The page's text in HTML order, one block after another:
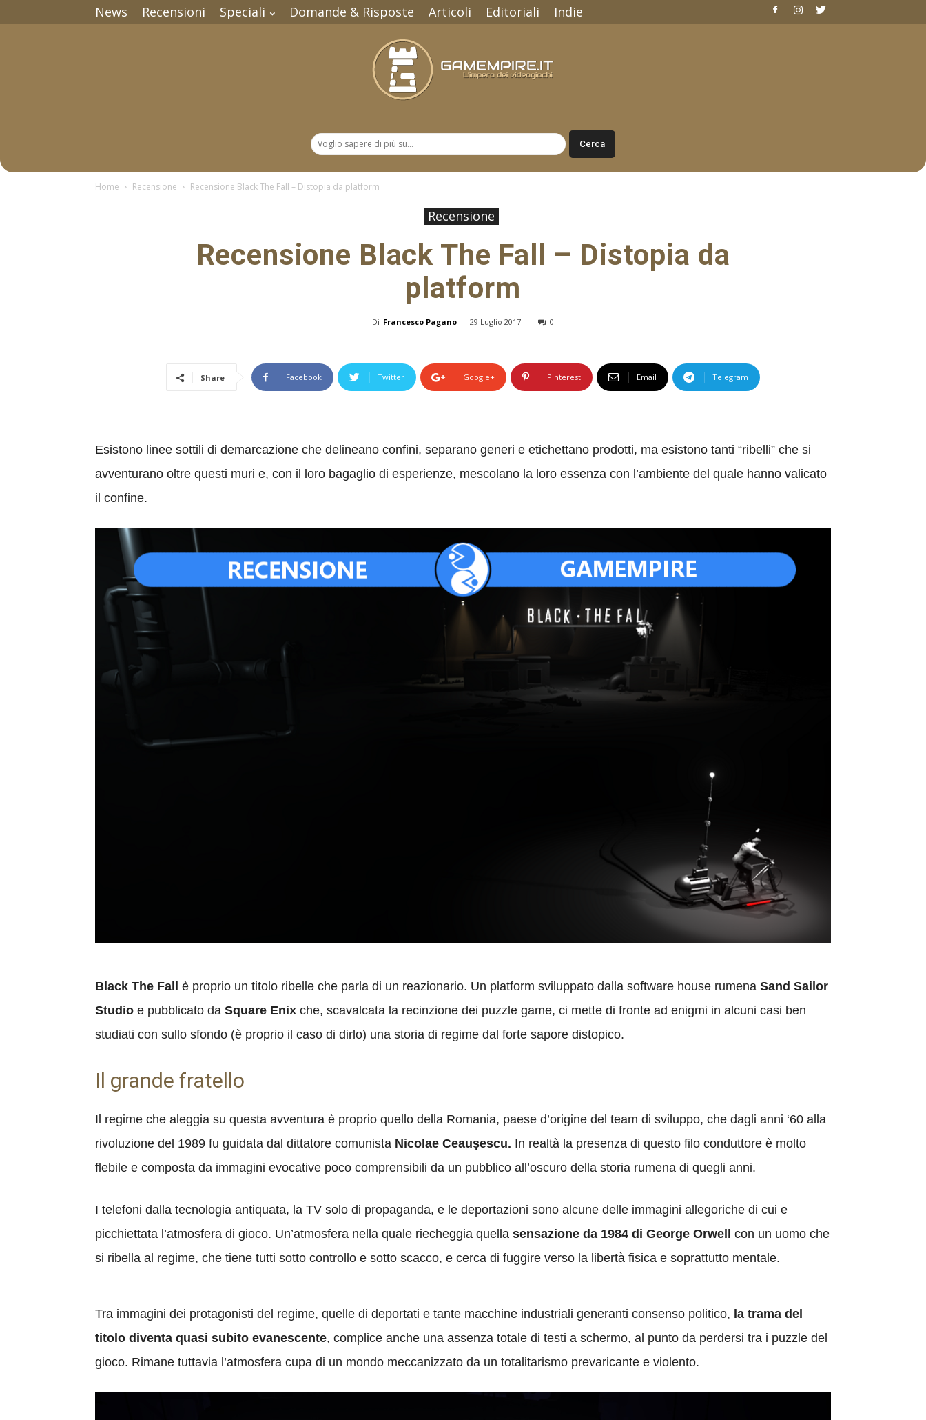
News Recensioni Speciali Domande & Risposte Articoli Editoriali Indie
Home Recensione Recensione Black The Fall – Distopia da platform
Recensione
Recensione Black The Fall – Distopia da
platform
Di Francesco Pagano - 29 Luglio 2017 0
Share Facebook Twitter Google+ Pinterest Email Telegram
Esistono linee sottili di demarcazione che delineano confini, separano generi e etichettano prodotti, ma esistono tanti “ribelli” che si
avventurano oltre questi muri e, con il loro bagaglio di esperienze, mescolano la loro essenza con l’ambiente del quale hanno valicato
il confine.
Black The Fall è proprio un titolo ribelle che parla di un reazionario. Un platform sviluppato dalla software house rumena Sand Sailor
Studio e pubblicato da Square Enix che, scavalcata la recinzione dei puzzle game, ci mette di fronte ad enigmi in alcuni casi ben
studiati con sullo sfondo (è proprio il caso di dirlo) una storia di regime dal forte sapore distopico.
Il grande fratello
Il regime che aleggia su questa avventura è proprio quello della Romania, paese d’origine del team di sviluppo, che dagli anni ‘60 alla
rivoluzione del 1989 fu guidata dal dittatore comunista Nicolae Ceaușescu. In realtà la presenza di questo filo conduttore è molto
flebile e composta da immagini evocative poco comprensibili da un pubblico all’oscuro della storia rumena di quegli anni.
I telefoni dalla tecnologia antiquata, la TV solo di propaganda, e le deportazioni sono alcune delle immagini allegoriche di cui e
picchiettata l’atmosfera di gioco. Un’atmosfera nella quale riecheggia quella sensazione da 1984 di George Orwell con un uomo che
si ribella al regime, che tiene tutti sotto controllo e sotto scacco, e cerca di fuggire verso la libertà fisica e soprattutto mentale.
Tra immagini dei protagonisti del regime, quelle di deportati e tante macchine industriali generanti consenso politico, la trama del
titolo diventa quasi subito evanescente, complice anche una assenza totale di testi a schermo, al punto da perdersi tra i puzzle del
gioco. Rimane tuttavia l’atmosfera cupa di un mondo meccanizzato da un totalitarismo prevaricante e violento.